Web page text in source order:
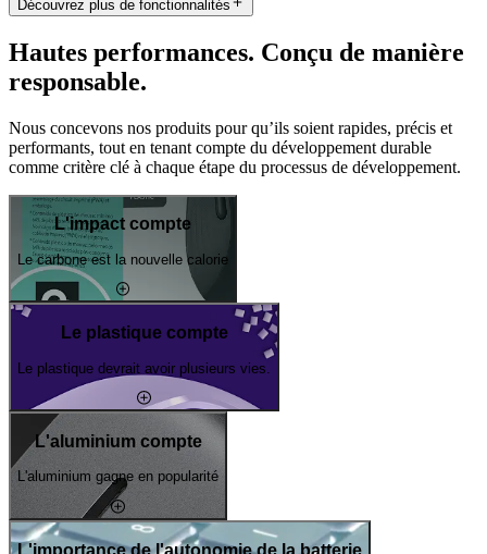
Découvrez plus de fonctionnalités
Hautes performances. Conçu de manière
responsable.
Nous concevons nos produits pour qu’ils soient rapides, précis et
performants, tout en tenant compte du développement durable
comme critère clé à chaque étape du processus de développement.
L'impact compte
Le carbone est la nouvelle calorie
Le plastique compte
Le plastique devrait avoir plusieurs vies.
L'aluminium compte
L'aluminium gagne en popularité
L'importance de l'autonomie de la batterie